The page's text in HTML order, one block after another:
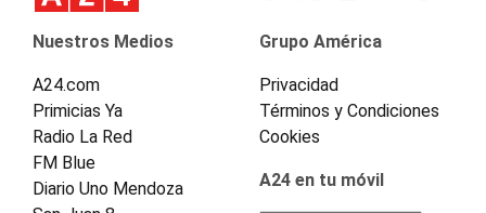
Nuestros Medios
A24.com
Primicias Ya
Radio La Red
FM Blue
Diario Uno Mendoza
Grupo América
Privacidad
Términos y Condiciones
Cookies
A24 en tu móvil